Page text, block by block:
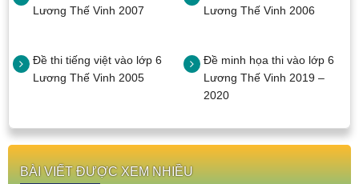
Lương Thế Vinh 2007
Lương Thế Vinh 2006
Đề thi tiếng việt vào lớp 6
Lương Thế Vinh 2005
Đề minh họa thi vào lớp 6
Lương Thế Vinh 2019 –
2020
BÀI VIẾT ĐƯỢC XEM NHIỀU